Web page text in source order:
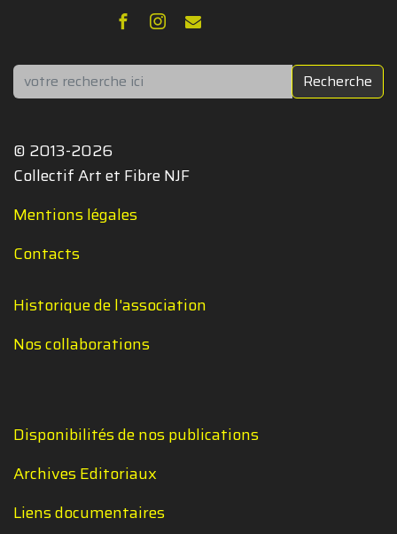
Rechercher Recherche
© 2013-2026
Collectif Art et Fibre NJF
Mentions légales
Contacts
Historique de l'association
Nos collaborations
Disponibilités de nos publications
Archives Editoriaux
Liens documentaires